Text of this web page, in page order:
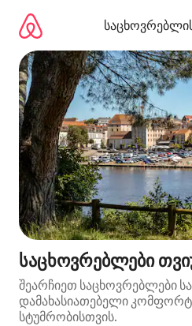
გადასვლა
საცხოვრებლები
შეარჩიეთ საცხოვრებლები
დამახასიათებელი
სტუმრობისთვის.